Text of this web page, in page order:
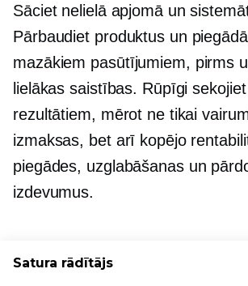
Sāciet nelielā apjomā un
Pārbaudiet produktus un
mazākiem pasūtījumiem, pirms
lielākas saistības. Rūpīgi
rezultātiem, mērot ne tikai
izmaksas, bet arī kopējo
piegādes, uzglabāšanas un
izdevumus.
Vairāk rīku jūsu
Satura rādītājs